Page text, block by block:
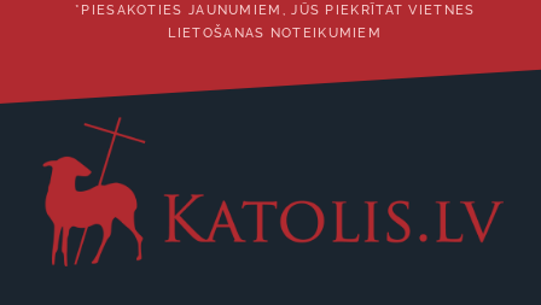
*PIESAKOTIES JAUNUMIEM, JŪS PIEKRĪTAT VIETNES
LIETOŠANAS NOTEIKUMIEM